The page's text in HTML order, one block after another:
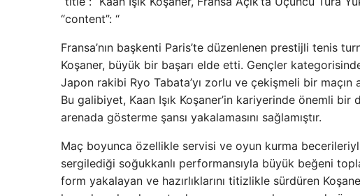
“content”: “
Fransa’nın başkenti Paris’te düzenlenen prestijli tenis
Koşaner, büyük bir başarı elde etti. Gençler
Japon rakibi Ryo Tabata’yı zorlu ve çekişmeli bir maçın
Bu galibiyet, Kaan Işık Koşaner’in kariyerinde önemli
arenada gösterme şansı yakalamasını sağlamıştır.
Maç boyunca özellikle servisi ve oyun kurma
sergilediği soğukkanlı performansıyla büyük beğeni
form yakalayan ve hazırlıklarını titizlikle sürdüren